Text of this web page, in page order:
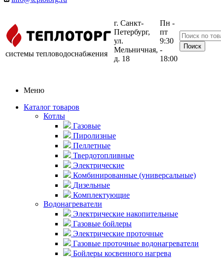
системы тепловодоснабжения
г. Санкт-
Петербург,
ул.
Мельничная,
д. 18
Пн -
пт
9:30
-
18:00
Меню
Каталог товаров
Котлы
Газовые
Пиролизные
Пеллетные
Твердотопливные
Электрические
Комбинированные (универсальные)
Дизельные
Комплектующие
Водонагреватели
Электрические накопительные
Газовые бойлеры
Электрические проточные
Газовые проточные водонагреватели
Бойлеры косвенного нагрева